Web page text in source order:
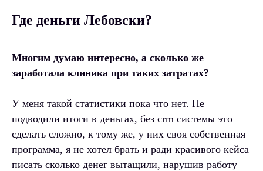
Где деньги Лебовски?
Многим думаю интересно, а сколько же
заработала клиника при таких затратах?
У меня такой статистики пока что нет. Не
подводили итоги в деньгах, без crm системы это
сделать сложно, к тому же, у них своя собственная
программа, я не хотел брать и ради красивого кейса
писать сколько денег вытащили, нарушив работу